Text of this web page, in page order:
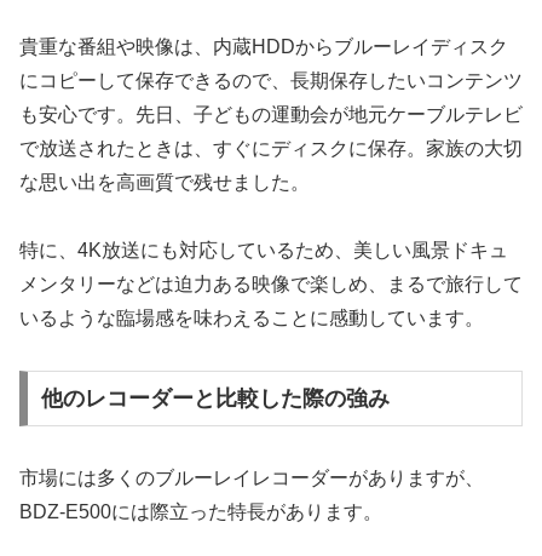
貴重な番組や映像は、内蔵HDDからブルーレイディスク
にコピーして保存できるので、長期保存したいコンテンツ
も安心です。先日、子どもの運動会が地元ケーブルテレビ
で放送されたときは、すぐにディスクに保存。家族の大切
な思い出を高画質で残せました。
特に、4K放送にも対応しているため、美しい風景ドキュ
メンタリーなどは迫力ある映像で楽しめ、まるで旅行して
いるような臨場感を味わえることに感動しています。
他のレコーダーと比較した際の強み
市場には多くのブルーレイレコーダーがありますが、
BDZ-E500には際立った特長があります。